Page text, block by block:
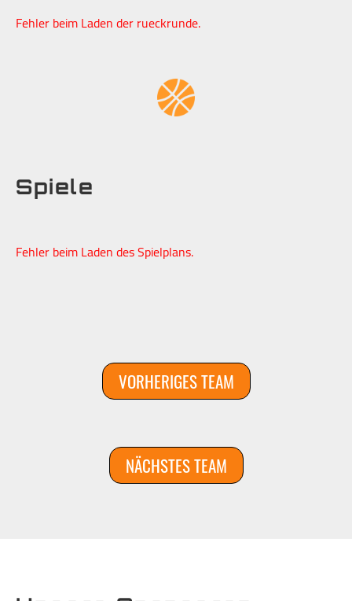
Fehler beim Laden der rueckrunde.
Spiele
Fehler beim Laden des Spielplans.
VORHERIGES TEAM
NÄCHSTES TEAM